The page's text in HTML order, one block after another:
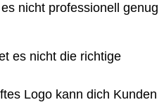
nicht professionell genug
es nicht die richtige
Logo kann dich Kunden